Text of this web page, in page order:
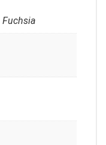
Fuchsia